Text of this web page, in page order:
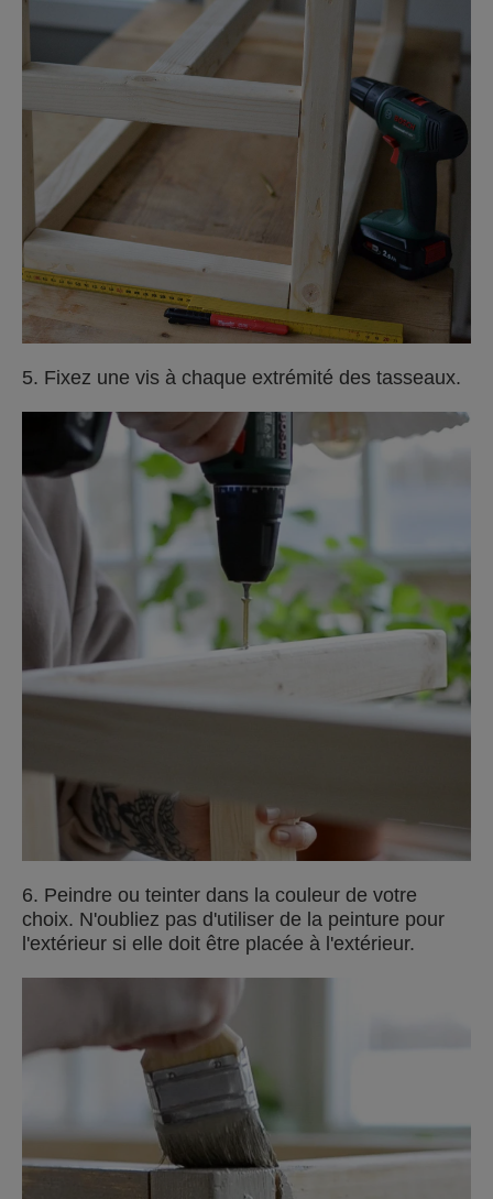
5. Fixez une vis à chaque extrémité des tasseaux.
6. Peindre ou teinter dans la couleur de votre
choix. N'oubliez pas d'utiliser de la peinture pour
l'extérieur si elle doit être placée à l'extérieur.